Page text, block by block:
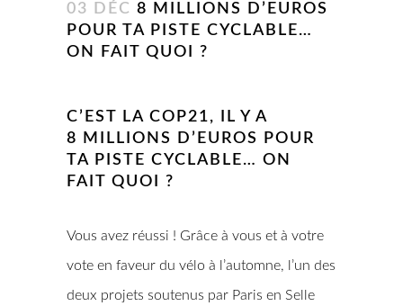
03 DÉC 8 MILLIONS D’EUROS
POUR TA PISTE CYCLABLE…
ON FAIT QUOI ?
C’EST LA COP21, IL Y A
8 MILLIONS D’EUROS POUR
TA PISTE CYCLABLE… ON
FAIT QUOI ?
Vous avez réussi ! Grâce à vous et à votre
vote en faveur du vélo à l’automne, l’un des
deux projets soutenus par Paris en Selle